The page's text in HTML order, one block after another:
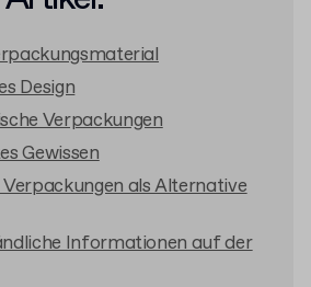
Design
Verpackungen
Gewissen
als Alternative
Informationen auf der